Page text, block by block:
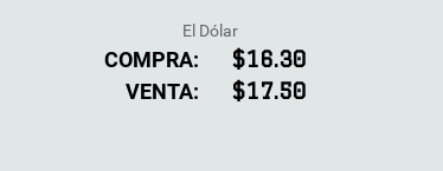
El Dólar
COMPRA: $16.30
VENTA: $17.50